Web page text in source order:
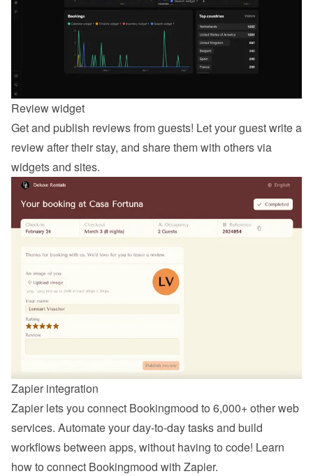
Review widget
Get and publish reviews from guests! Let your guest write a
review after their stay, and share them with others via
widgets and sites.
Zapier integration
Zapier lets you connect Bookingmood to 6,000+ other web
services. Automate your day-to-day tasks and build
workflows between apps, without having to code! Learn
how to connect Bookingmood with Zapier.